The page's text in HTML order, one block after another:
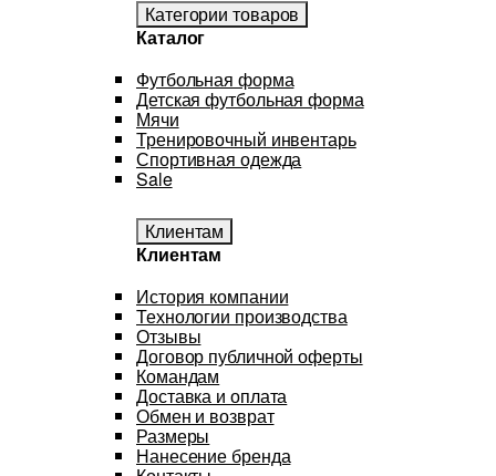
Категории товаров
Каталог
Футбольная форма
Детская футбольная форма
Мячи
Тренировочный инвентарь
Спортивная одежда
Sale
Клиентам
Клиентам
История компании
Технологии производства
Отзывы
Договор публичной оферты
Командам
Доставка и оплата
Обмен и возврат
Размеры
Нанесение бренда